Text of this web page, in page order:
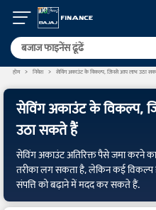
होम निवेश सेविंग अकाउंट के विकल्प, जिनसे आप लाभ उठा
सेविंग अकाउंट के विकल्प,
उठा सकते हैं
सेविंग अकाउंट अतिरिक्त पैसे जमा करने
तरीका लग सकता है, लेकिन कई विकल्प
संपत्ति को बढ़ाने में मदद कर सकते हैं.